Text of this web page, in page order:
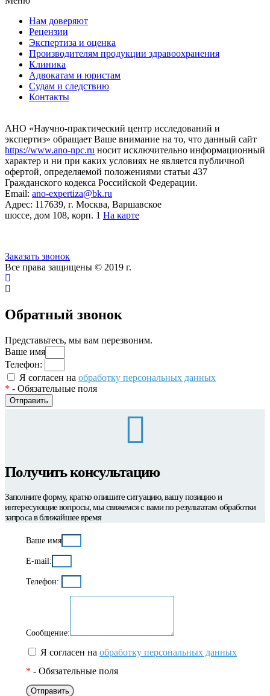
Нам доверяют
Рецензии
Экспертиза и оценка
Производителям продукции здравоохранения
Клиника
Адвокатам и юристам
Судам и следствию
Контакты
АНО «Научно-практический центр исследований и
экспертиз» обращает Ваше внимание на то, что данный сайт
https://www.ano-npc.ru носит исключительно информационный
характер и ни при каких условиях не является публичной
офертой, определяемой положениями статьи 437
Гражданского кодекса Российской Федерации.
Email: ano-expertiza@bk.ru
Адрес: 117639, г. Москва, Варшавское
шоссе, дом 108, корп. 1 На карте
Заказать звонок
Все права защищены © 2019 г.
Обратный звонок
Представьтесь, мы вам перезвоним.
Ваше имя
Телефон:
Я согласен на обработку персональных данных
* - Обязательные поля
Отправить
Получить консультацию
Заполните форму, кратко опишите ситуацию, вашу позицию и
интересующие вопросы, мы свяжемся с вами по результатам обработки
запроса в ближайшее время
Ваше имя
E-mail:
Телефон:
Сообщение:
Я согласен на обработку персональных данных
* - Обязательные поля
Отправить